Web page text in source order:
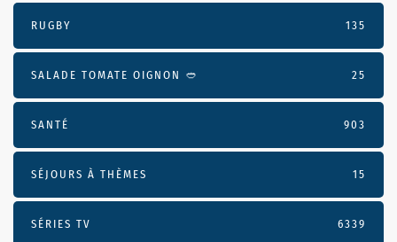
RUGBY 135
SALADE TOMATE OIGNON 🥙 25
SANTÉ 903
SÉJOURS À THÈMES 15
SÉRIES TV 6339